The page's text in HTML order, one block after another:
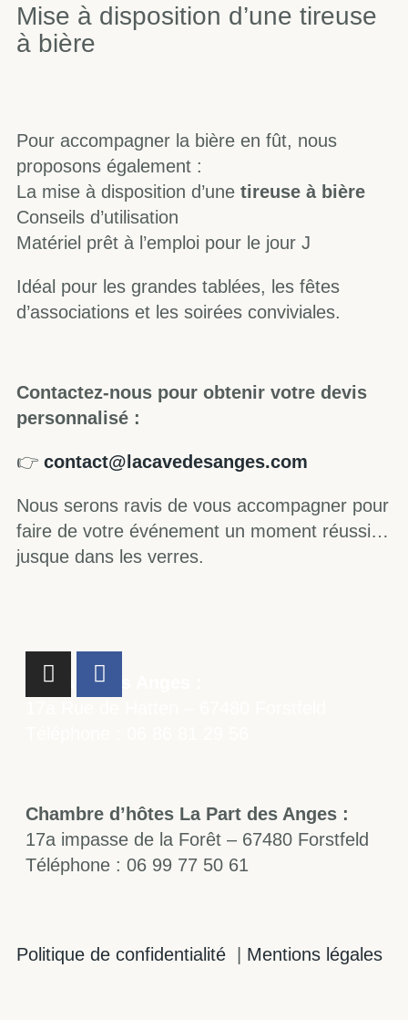
Mise à disposition d’une tireuse
à bière
Pour accompagner la bière en fût, nous
proposons également :
La mise à disposition d’une tireuse à bière
Conseils d’utilisation
Matériel prêt à l’emploi pour le jour J
Idéal pour les grandes tablées, les fêtes
d’associations et les soirées conviviales.
Contactez-nous pour obtenir votre devis
personnalisé :
👉 contact@lacavedesanges.com
Nous serons ravis de vous accompagner pour
faire de votre événement un moment réussi…
jusque dans les verres.
La Cave des Anges :
Chambre d’hôtes La Part des Anges :
17a impasse de la Forêt – 67480 Forstfeld
Téléphone : 06 99 77 50 61
Politique de confidentialité Mentions légales